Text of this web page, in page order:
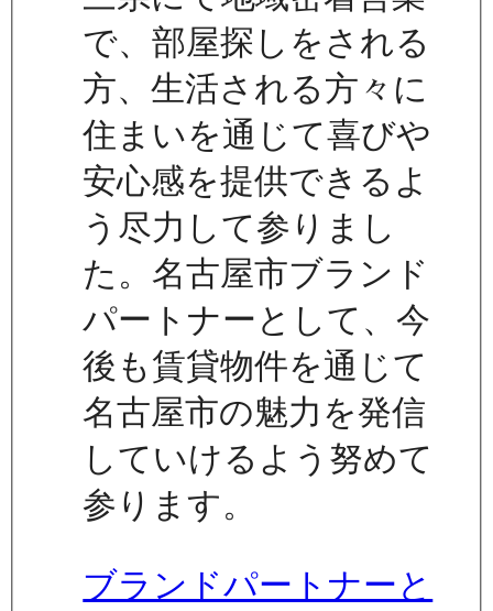
で、部屋探しをされる
方、生活される方々に
住まいを通じて喜びや
安心感を提供できるよ
う尽力して参りまし
た。名古屋市ブランド
パートナーとして、今
後も賃貸物件を通じて
名古屋市の魅力を発信
していけるよう努めて
参ります。
ブランドパートナーと